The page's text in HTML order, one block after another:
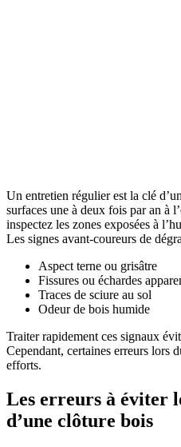
Un entretien régulier est la clé
surfaces une à deux fois par an à
inspectez les zones exposées à
Les signes avant-coureurs de
Aspect terne ou grisâtre
Fissures ou échardes
Traces de sciure au sol
Odeur de bois humide
Traiter rapidement ces signaux
Cependant, certaines erreurs lors
efforts.
Les erreurs à éviter
d’une clôture bois